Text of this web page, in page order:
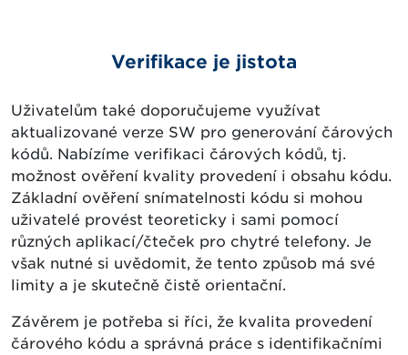
Verifikace je jistota
Uživatelům také doporučujeme využívat
aktualizované verze SW pro generování čárových
kódů. Nabízíme verifikaci čárových kódů, tj.
možnost ověření kvality provedení i obsahu kódu.
Základní ověření snímatelnosti kódu si mohou
uživatelé provést teoreticky i sami pomocí
různých aplikací/čteček pro chytré telefony. Je
však nutné si uvědomit, že tento způsob má své
limity a je skutečně čistě orientační.
Závěrem je potřeba si říci, že kvalita provedení
čárového kódu a správná práce s identifikačními